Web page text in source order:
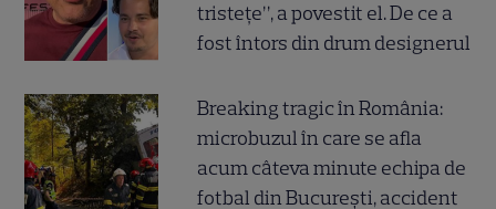
tristețe”, a povestit el. De ce a
fost întors din drum designerul
Breaking tragic în România:
microbuzul în care se afla
acum câteva minute echipa de
fotbal din București, accident